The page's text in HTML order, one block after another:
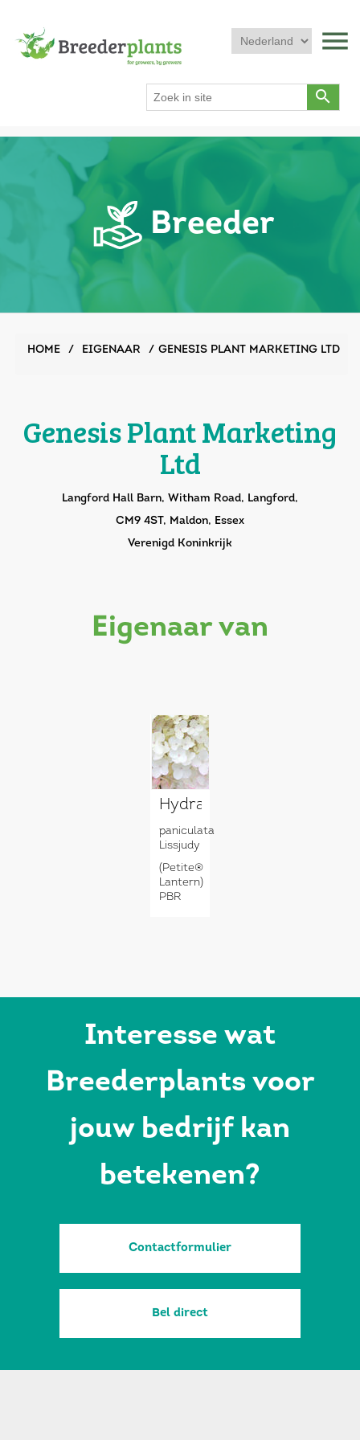
menu
search
Breeder
HOME / EIGENAAR / GENESIS PLANT MARKETING LTD
Genesis Plant Marketing
Ltd
Langford Hall Barn, Witham Road, Langford,
CM9 4ST, Maldon, Essex
Verenigd Koninkrijk
eigenaar van
Hydrangea
paniculata
Lissjudy
(Petite®
Lantern)
PBR
Interesse wat
Breederplants voor
jouw bedrijf kan
betekenen?
Contactformulier
Bel direct